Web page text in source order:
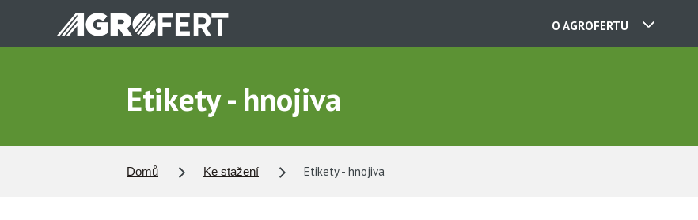
hlavnímu
O AGROFERTU
KONTAKTY
Etikety - hnojiva
Domů Ke stažení Etikety - hnojiva